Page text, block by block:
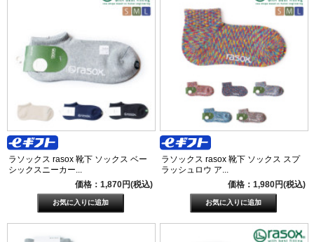
ラソックス rasox 靴下 ソックス ベー
シックスニーカー...
価格：1,870円(税込)
ラソックス rasox 靴下 ソックス スプ
ラッシュロウ ア...
価格：1,980円(税込)